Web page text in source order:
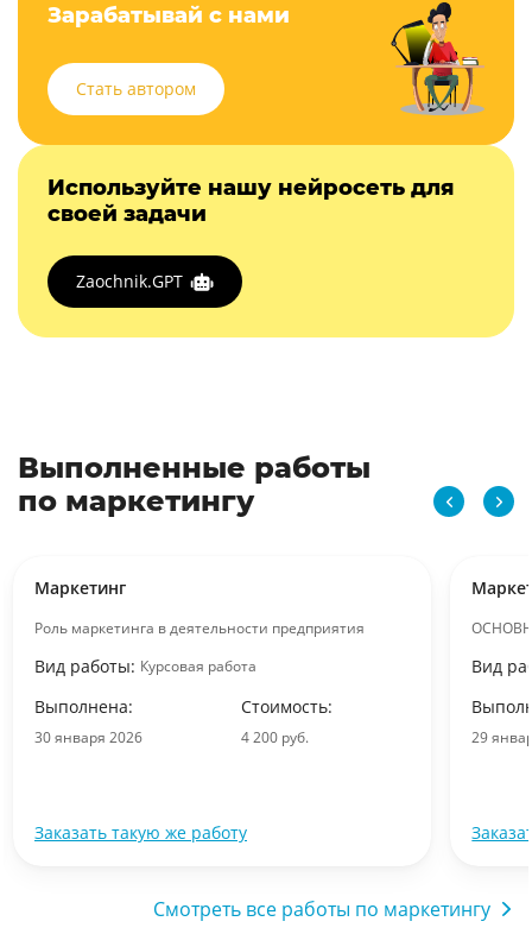
Зарабатывай с нами
Стать автором
Используйте нашу нейросеть для
своей задачи
Zaochnik.GPT
Выполненные работы
по маркетингу
Маркетинг
Роль маркетинга в деятельности предприятия
Вид работы: Курсовая работа
Выполнена:
30 января 2026
Стоимость:
4 200 руб.
Заказать такую же работу
Вид
29
Смотреть все работы по маркетингу